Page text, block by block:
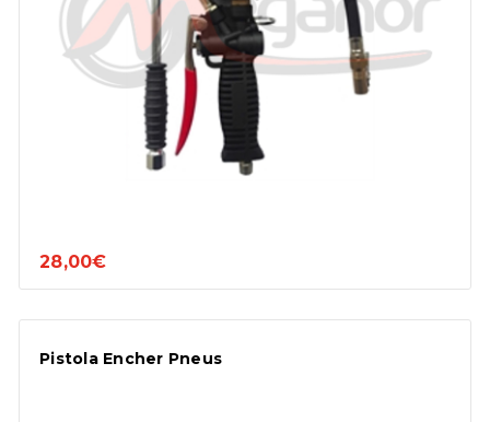
28,00€
Pistola Encher Pneus